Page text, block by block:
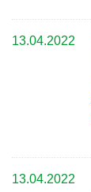
13.04.2022
13.04.2022